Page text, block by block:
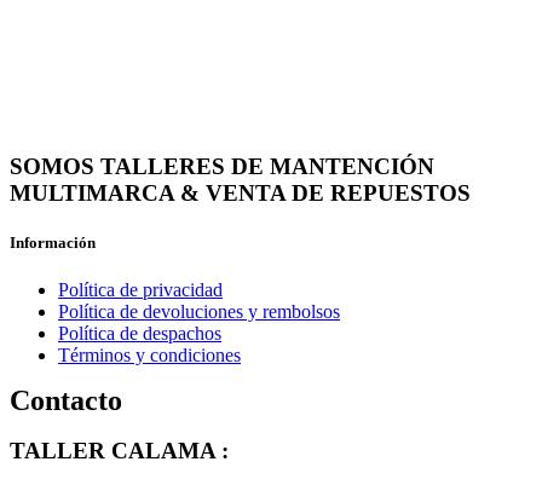
SOMOS TALLERES DE MANTENCIÓN
MULTIMARCA & VENTA DE REPUESTOS
Información
Política de privacidad
Política de devoluciones y rembolsos
Política de despachos
Términos y condiciones
Contacto
TALLER CALAMA :